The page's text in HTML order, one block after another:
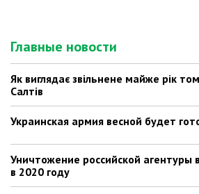
Главные новости
Як виглядає звільнене майже рік
Салтів
Украинская армия весной будет
Уничтожение российской агентуры
в 2020 году